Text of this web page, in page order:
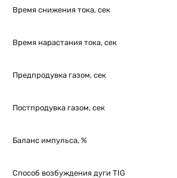
Время снижения тока, сек
Время нарастания тока, сек
Предпродувка газом, сек
Постпродувка газом, сек
Баланс импульса, %
Способ возбуждения дуги TIG